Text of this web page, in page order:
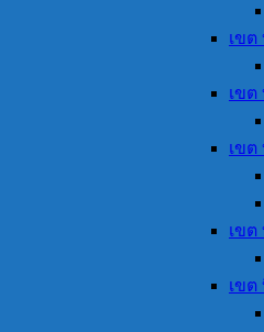
เขต
เขต
เขต
เขต
เขต